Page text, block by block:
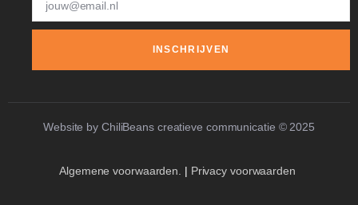
INSCHRIJVEN
Website by ChiliBeans creatieve communicatie © 2025
Algemene voorwaarden. | Privacy voorwaarden